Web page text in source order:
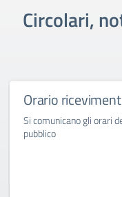
Circolari,
Orario
Si comunicano gli orari
pubblico